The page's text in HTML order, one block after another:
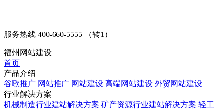
服务热线 400-660-5555 （转1）
福州网站建设
首页
产品介绍
谷歌推广 网站推广 网站建设 高端网站建设 外贸网站建设
行业解决方案
机械制造行业建站解决方案 矿产资源行业建站解决方案 轻工